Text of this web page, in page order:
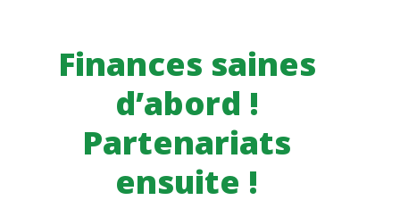
Finances saines
d’abord !
Partenariats
ensuite !